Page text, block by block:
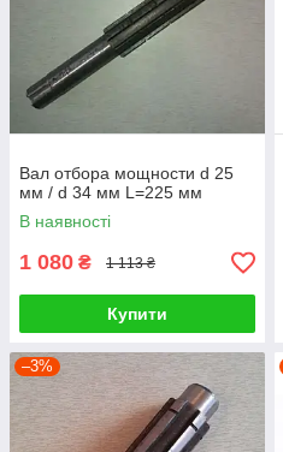
Вал отбора мощности d 25
мм / d 34 мм L=225 мм
В наявності
1 080 ₴ 1 113 ₴
Купити
–3%